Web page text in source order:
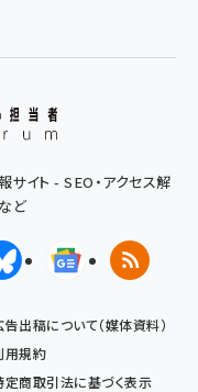
イト - SEO・アクセス解
ど
ス)BlueskyGoogleニュ
RSS
告出稿について（媒体資料）
用規約
定商取引法に基づく表示